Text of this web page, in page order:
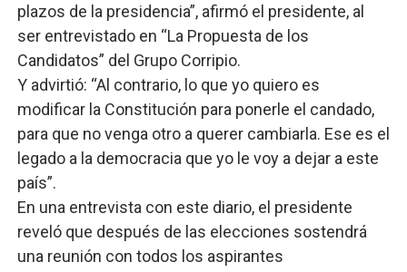
plazos de la presidencia”, afirmó el presidente, al
ser entrevistado en “La Propuesta de los
Candidatos” del Grupo Corripio.
Y advirtió: “Al contrario, lo que yo quiero es
modificar la Constitución para ponerle el candado,
para que no venga otro a querer cambiarla. Ese es el
legado a la democracia que yo le voy a dejar a este
país”.
En una entrevista con este diario, el presidente
reveló que después de las elecciones sostendrá
una reunión con todos los aspirantes